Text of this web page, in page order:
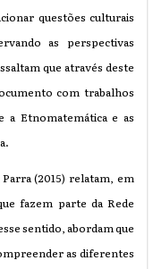
questões culturais
as perspectivas
que através deste
com trabalhos
a Etnomatemática e as
(2015) relatam, em
fazem parte da Rede
sentido, abordam que
as diferentes